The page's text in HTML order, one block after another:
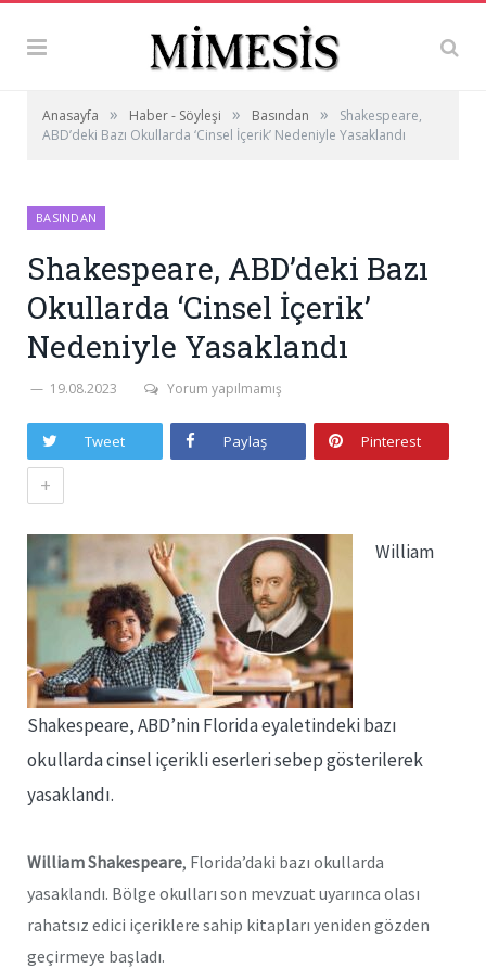
Anasayfa » Haber - Söyleşi » Basından »
Shakespeare,
ABD’deki Bazı Okullarda ‘Cinsel İçerik’ Nedeniyle Yasaklandı
BASINDAN
Shakespeare, ABD’deki Bazı
Okullarda ‘Cinsel İçerik’
Nedeniyle Yasaklandı
19.08.2023 Yorum yapılmamış
Tweet Paylaş Pinterest
+
William
Shakespeare, ABD’nin Florida eyaletindeki bazı
okullarda cinsel içerikli eserleri sebep gösterilerek
yasaklandı.
William Shakespeare, Florida’daki bazı okullarda
yasaklandı. Bölge okulları son mevzuat uyarınca olası
rahatsız edici içeriklere sahip kitapları yeniden gözden
geçirmeye başladı.